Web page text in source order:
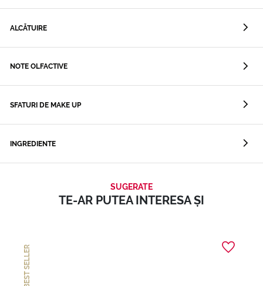
ALCĂTUIRE
NOTE OLFACTIVE
SFATURI DE MAKE UP
INGREDIENTE
SUGERATE
TE-AR PUTEA INTERESA ȘI
BEST SELLER